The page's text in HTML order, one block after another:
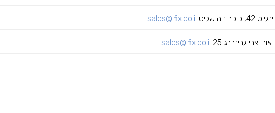
וינגייט 42, כיכר דה שליט sales@ifix.co.il
אורי צבי גרינברג 25 sales@ifix.co.il